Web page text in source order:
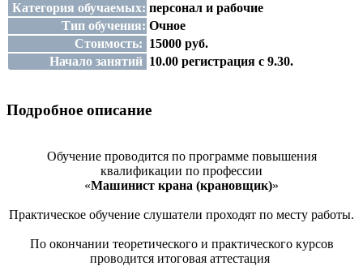
Категория обучаемых: персонал и рабочие
Тип обучения: Очное
Стоимость: 15000 руб.
Начало занятий 10.00 регистрация с 9.30.
Подробное описание
Обучение проводится по программе повышения
квалификации по профессии
«Машинист крана (крановщик)»
Практическое обучение слушатели проходят по месту работы.
По окончании теоретического и практического курсов
проводится итоговая аттестация